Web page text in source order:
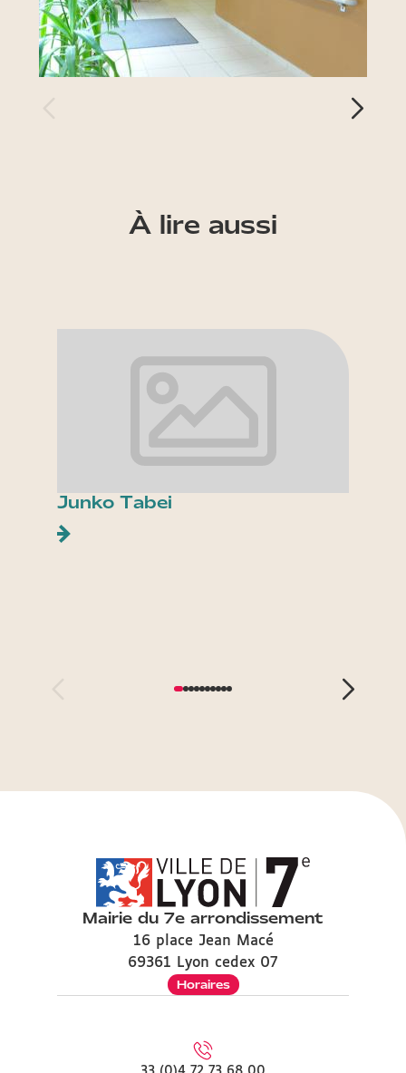
À lire aussi
Junko Tabei
Mairie du 7e arrondissement
16 place Jean Macé
69361 Lyon cedex 07
Horaires